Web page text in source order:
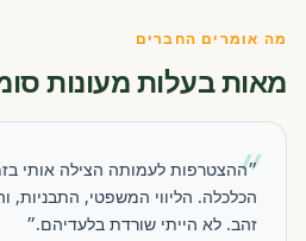
מה אומרים החברים
מאות בעלות מעונות
״
״ההצטרפות לעמותה הצילה אותי
הכלכלה. הליווי המשפטי, התבניות,
זהב. לא הייתי שורדת בלעדיהם.״